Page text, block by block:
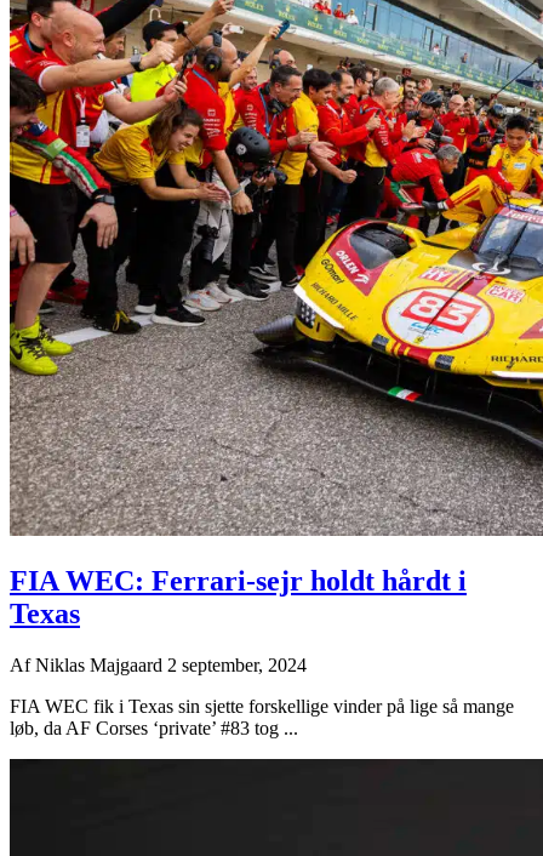
FIA WEC: Ferrari-sejr holdt hårdt i
Texas
AfNiklas Majgaard 2 september, 2024
FIA WEC fik i Texas sin sjette forskellige vinder på lige så mange
løb, da AF Corses ‘private’ #83 tog ...